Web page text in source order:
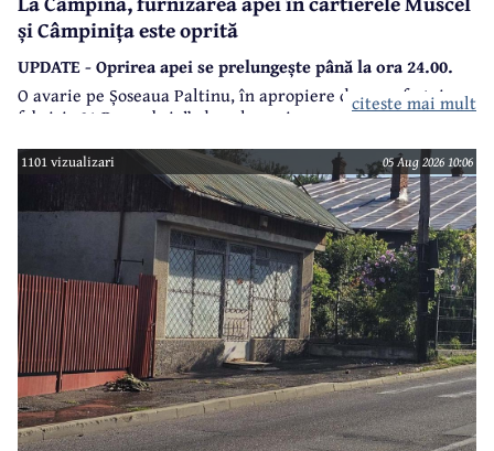
și Câmpinița este oprită
UPDATE - Oprirea apei se prelungește până la ora 24.00.
O avarie pe Șoseaua Paltinu, în apropiere de zona fostei
fabrici „21 Decembrie”, duce la oprirea apei miercuri, 5
citeste mai mult
1101 vizualizari 05 Aug 2026 10:06